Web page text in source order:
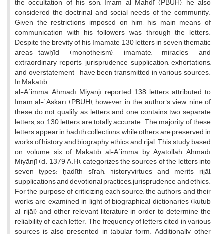
the occultation of his son, Imam al-Mahdī (PBUH), he also
considered the doctrinal and social needs of the community.
Given the restrictions imposed on him, his main means of
communication with his followers was through the letters.
Despite the brevity of his Imamate, 130 letters in seven thematic
areas—tawḥīd (monotheism), imamate, miracles and
extraordinary reports, jurisprudence, supplication, exhortations,
and overstatement—have been transmitted in various sources.
In Makātīb
al-Aʾimma, Aḥmadī Miyānjī reported 138 letters attributed to
Imam al-ʿAskarī (PBUH); however, in the author’s view, nine of
these do not qualify as letters, and one contains two separate
letters; so, 130 letters are totally accurate. The majority of these
letters appear in ḥadīth collections, while others are preserved in
works of history and biography, ethics, and rijāl. This study, based
on volume six of Makātīb al-Aʾimma by Ayatollah Aḥmadī
Miyānjī (d. 1379 A.H), categorizes the sources of the letters into
seven types: ḥadīth, sīrah, history,virtues and merits, rijāl,
supplications and devotional practices, jurisprudence, and ethics.
For the purpose of criticizing each source, the authors and their
works are examined in light of biographical dictionaries (kutub
al-rijāl) and other relevant literature in order to determine the
reliability of each letter. The frequency of letters cited in various